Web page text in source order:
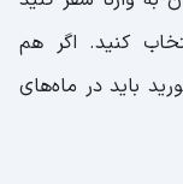
کنید. اگر هم
باید در ماه‌های